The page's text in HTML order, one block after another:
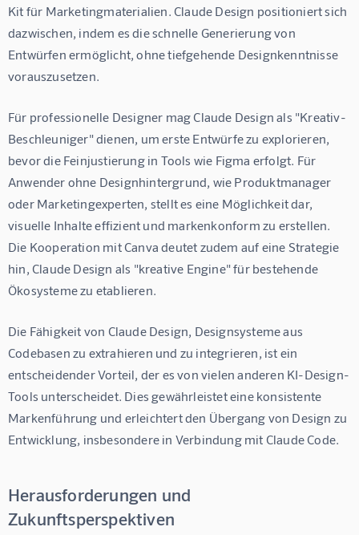
Kit für Marketingmaterialien. Claude Design positioniert sich
dazwischen, indem es die schnelle Generierung von
Entwürfen ermöglicht, ohne tiefgehende Designkenntnisse
vorauszusetzen.
Für professionelle Designer mag Claude Design als "Kreativ-
Beschleuniger" dienen, um erste Entwürfe zu explorieren,
bevor die Feinjustierung in Tools wie Figma erfolgt. Für
Anwender ohne Designhintergrund, wie Produktmanager
oder Marketingexperten, stellt es eine Möglichkeit dar,
visuelle Inhalte effizient und markenkonform zu erstellen.
Die Kooperation mit Canva deutet zudem auf eine Strategie
hin, Claude Design als "kreative Engine" für bestehende
Ökosysteme zu etablieren.
Die Fähigkeit von Claude Design, Designsysteme aus
Codebasen zu extrahieren und zu integrieren, ist ein
entscheidender Vorteil, der es von vielen anderen KI-Design-
Tools unterscheidet. Dies gewährleistet eine konsistente
Markenführung und erleichtert den Übergang von Design zu
Entwicklung, insbesondere in Verbindung mit Claude Code.
Herausforderungen und
Zukunftsperspektiven